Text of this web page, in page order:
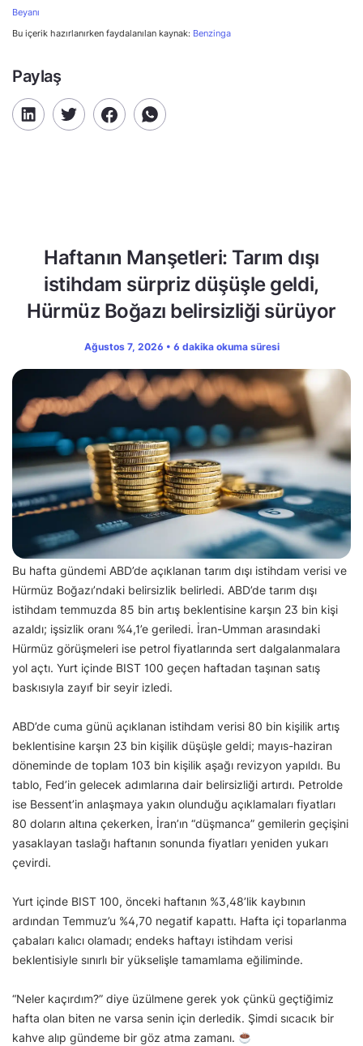
Beyanı
Bu içerik hazırlanırken faydalanılan kaynak: Benzinga
Paylaş
Haftanın Manşetleri: Tarım dışı
istihdam sürpriz düşüşle geldi,
Hürmüz Boğazı belirsizliği sürüyor
Ağustos 7, 2026 • 6 dakika okuma süresi
Bu hafta gündemi ABD’de açıklanan tarım dışı istihdam verisi ve
Hürmüz Boğazı’ndaki belirsizlik belirledi. ABD’de tarım dışı
istihdam temmuzda 85 bin artış beklentisine karşın 23 bin kişi
azaldı; işsizlik oranı %4,1’e geriledi. İran-Umman arasındaki
Hürmüz görüşmeleri ise petrol fiyatlarında sert dalgalanmalara
yol açtı. Yurt içinde BIST 100 geçen haftadan taşınan satış
baskısıyla zayıf bir seyir izledi.
ABD’de cuma günü açıklanan istihdam verisi 80 bin kişilik artış
beklentisine karşın 23 bin kişilik düşüşle geldi; mayıs-haziran
döneminde de toplam 103 bin kişilik aşağı revizyon yapıldı. Bu
tablo, Fed’in gelecek adımlarına dair belirsizliği artırdı. Petrolde
ise Bessent’in anlaşmaya yakın olunduğu açıklamaları fiyatları
80 doların altına çekerken, İran’ın “düşmanca” gemilerin geçişini
yasaklayan taslağı haftanın sonunda fiyatları yeniden yukarı
çevirdi.
Yurt içinde BIST 100, önceki haftanın %3,48’lik kaybının
ardından Temmuz’u %4,70 negatif kapattı. Hafta içi toparlanma
çabaları kalıcı olamadı; endeks haftayı istihdam verisi
beklentisiyle sınırlı bir yükselişle tamamlama eğiliminde.
“Neler kaçırdım?” diye üzülmene gerek yok çünkü geçtiğimiz
hafta olan biten ne varsa senin için derledik. Şimdi sıcacık bir
kahve alıp gündeme bir göz atma zamanı.